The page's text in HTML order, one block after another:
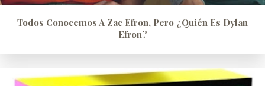
Todos Conocemos A Zac Efron, Pero ¿quién Es Dylan
Efron?